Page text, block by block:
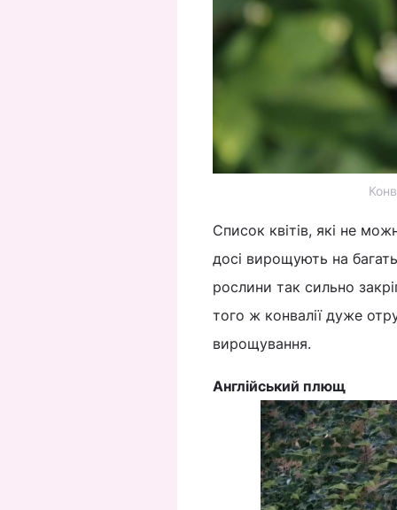
Список квітів, які не
досі вирощують на
рослини так сильно
того ж конвалії дуже
вирощування.
Англійський плющ